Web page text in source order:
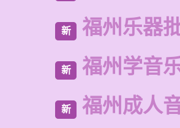
新 福州乐器
新 福州学音
新 福州成人